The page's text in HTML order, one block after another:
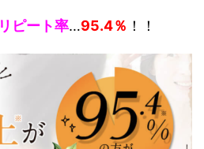
リピート率…95.4％ ！！